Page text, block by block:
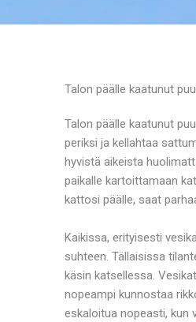
Talon päälle kaatunut
Talon päälle kaatunut
periksi ja kellahtaa
hyvistä aikeista
paikalle kartoittamaan
kattosi päälle, saat
Kaikissa, erityisesti
suhteen. Tällaisissa
käsin katsellessa.
nopeampi kunnostaa
eskaloitua nopeasti, kun